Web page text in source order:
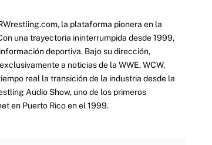
la plataforma pionera en la
una trayectoria ininterrumpida desde 1999,
deportiva. Bajo su dirección,
a noticias de la WWE, WCW,
real la transición de la industria desde la
Audio Show, uno de los primeros
en Puerto Rico en el 1999.